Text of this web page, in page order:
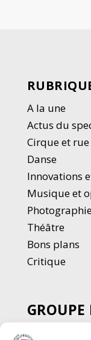
A la une
Actus du
Cirque et rue
Danse
Innovations
Musique et
Théâtre
Bons plans
Critique
GROUPE